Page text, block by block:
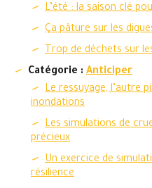
L’été : la saison clé
Ça pâture sur les
Trop de déchets sur
Catégorie : Anticiper
Le ressuyage, l’autre
inondations
Les simulations de
précieux
Un exercice de
résilience